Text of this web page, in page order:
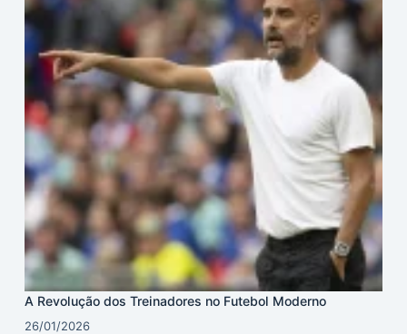
A Revolução dos Treinadores no Futebol Moderno
26/01/2026